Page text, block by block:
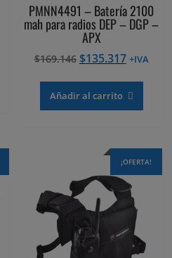
PMNN4491 – Batería 2100
mah para radios DEP – DGP –
APX
$169.146 El
original
era:
$135.317El
actual
es:
+IVA
Añadir al carrito
¡OFERTA!